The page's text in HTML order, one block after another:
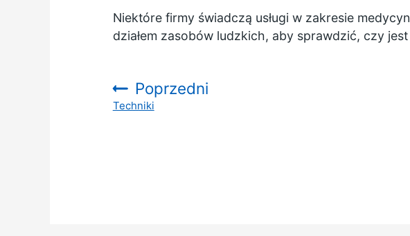
Niektóre firmy świadczą usługi w zakresie
działem zasobów ludzkich, aby sprawdzić, czy
Poprzedni
:
Techniki